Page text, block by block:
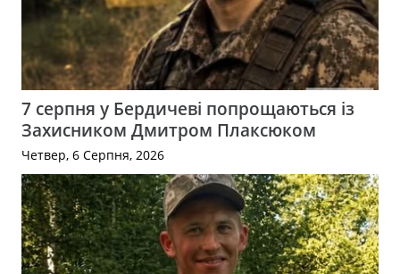
7 серпня у Бердичеві попрощаються із
Захисником Дмитром Плаксюком
Четвер, 6 Серпня, 2026